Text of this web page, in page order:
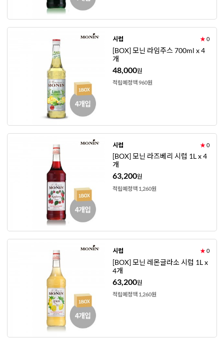
시럽 ★0
[BOX] 모닌 라임주스 700ml x 4
개
48,000원
적립예정액 960원
시럽 ★0
[BOX] 모닌 라즈베리 시럽 1L x 4
개
63,200원
적립예정액 1,260원
시럽 ★0
[BOX] 모닌 레몬글라소 시럽 1L x
4개
63,200원
적립예정액 1,260원